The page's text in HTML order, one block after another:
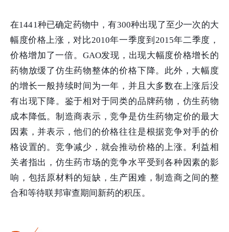
在1441种已确定药物中，有300种出现了至少一次的大
幅度价格上涨，对比2010年一季度到2015年二季度，
价格增加了一倍。GAO发现，出现大幅度价格增长的
药物放缓了仿生药物整体的价格下降。此外，大幅度
的增长一般持续时间为一年，并且大多数在上涨后没
有出现下降。鉴于相对于同类的品牌药物，仿生药物
成本降低。制造商表示，竞争是仿生药物定价的最大
因素，并表示，他们的价格往往是根据竞争对手的价
格设置的。竞争减少，就会推动价格的上涨。利益相
关者指出，仿生药市场的竞争水平受到各种因素的影
响，包括原材料的短缺，生产困难，制造商之间的整
合和等待联邦审查期间新药的积压。